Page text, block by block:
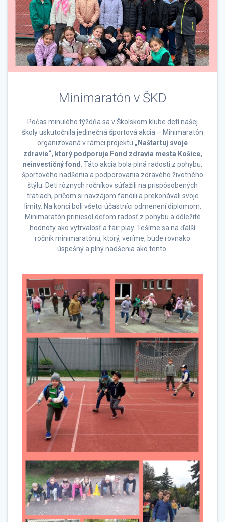
Minimaratón v ŠKD
Počas minulého týždňa sa v Školskom klube detí našej
školy uskutočnila jedinečná športová akcia – Minimaratón
organizovaná v rámci projektu „Naštartuj svoje
zdravie“, ktorý podporuje Fond zdravia mesta Košice,
neinvestičný fond . Táto akcia bola plná radosti z pohybu,
športového nadšenia a podporovania zdravého životného
štýlu. Deti rôznych ročníkov súťažili na prispôsobených
tratiach, pričom si navzájom fandili a prekonávali svoje
limity. Na konci boli všetci účastníci odmenení diplomom.
Minimaratón priniesol deťom radosť z pohybu a dôležité
hodnoty ako vytrvalosť a fair play. Tešíme sa na ďalší
ročník minimaratónu, ktorý, veríme, bude rovnako
úspešný a plný nadšenia ako tento.